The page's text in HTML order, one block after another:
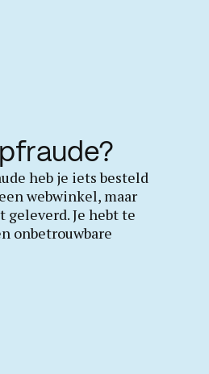
heb je iets besteld
webwinkel, maar
Je hebt te
onbetrouwbare